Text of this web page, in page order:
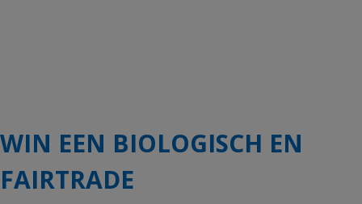
WIN EEN BIOLOGISCH EN
FAIRTRADE